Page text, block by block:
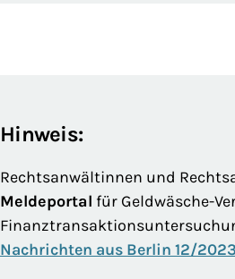
Hinweis:
Rechtsanwältinnen und
Meldeportal für Geldwäsche-
Nachrichten aus Berlin 12/